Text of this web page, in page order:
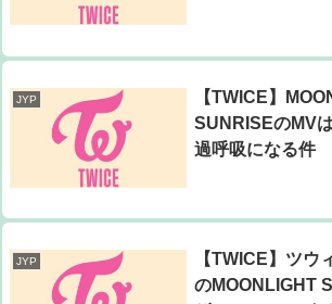
JYP
【TWICE】
SUNRISEのMV
過呼吸になる件
JYP
【TWICE】ツウ
のMOONLIGHT